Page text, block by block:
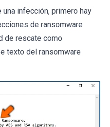
una infección, primero hay
de ransomware
de rescate como
texto del ransomware